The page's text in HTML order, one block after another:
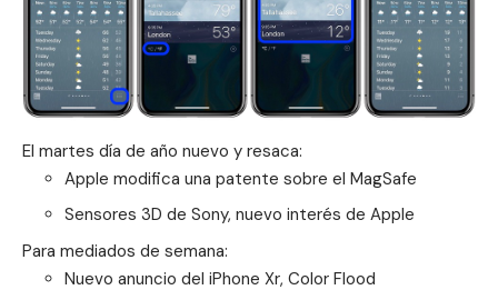
El martes día de año nuevo y resaca:
Apple modifica una patente sobre el MagSafe
Sensores 3D de Sony, nuevo interés de Apple
Para mediados de semana:
Nuevo anuncio del iPhone Xr, Color Flood